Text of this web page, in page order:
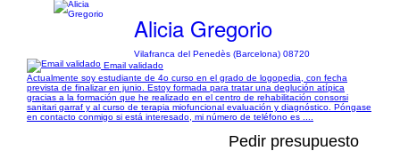
Alicia Gregorio
Vilafranca del Penedès (Barcelona) 08720
Email validado
Actualmente soy estudiante de 4o curso en el grado de logopedia, con fecha
prevista de finalizar en junio. Estoy formada para tratar una deglución atípica
gracias a la formación que he realizado en el centro de rehabilitación consorsi
sanitari garraf y al curso de terapia miofuncional evaluación y diagnóstico. Póngase
en contacto conmigo si está interesado, mi número de teléfono es ....
Pedir presupuesto